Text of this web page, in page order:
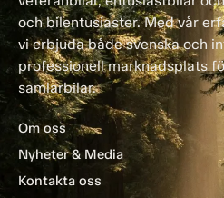
och bilentusiaster. Med vår
vi erbjuda både svenska och
professionell marknadsplats
samlarbilar.
Om oss
Nyheter & Media
Kontakta oss